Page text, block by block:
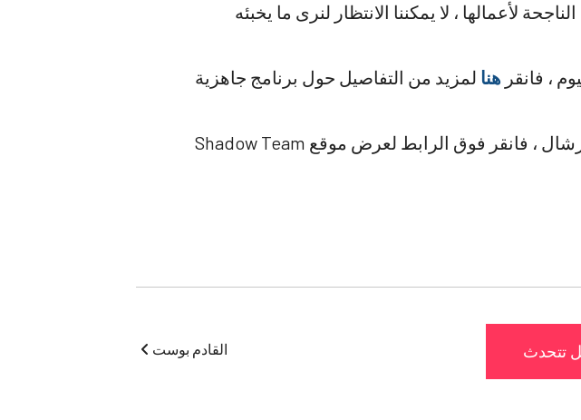
لأعمالها ، لا يمكننا الانتظار لنرى ما يخبئه
، فانقر هنا لمزيد من التفاصيل حول برنامج جاهزية
إذا كنت ترغب في رؤية المزيد من العمل الذي تنشئه السيدة مارشال ، فانقر فوق الرابط لعرض موقع Shadow Team
تتحدث القادم بوست